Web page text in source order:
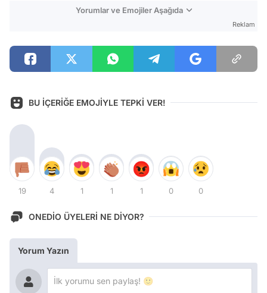
Yorumlar ve Emojiler Aşağıda
Reklam
BU İÇERİĞE EMOJİYLE TEPKİ VER!
19 4 1 1 1 0 0
ONEDİO ÜYELERİ NE DİYOR?
Yorum Yazın